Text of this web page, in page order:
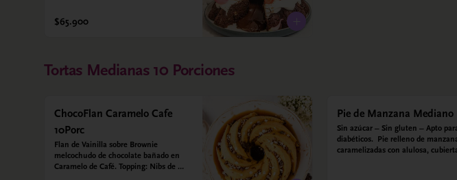
$65.900
Tortas Medianas 10 Porciones
ChocoFlan Caramelo Cafe
10Porc
Flan de Vainilla sobre Brownie
melcochudo de chocolate bañado en
Caramelo de Café. Topping: Nibs de
Pie de Manzana Mediano
Sin azúcar – Sin gluten – Apto
diabéticos.  Pie relleno de
caramelizadas con alulosa,